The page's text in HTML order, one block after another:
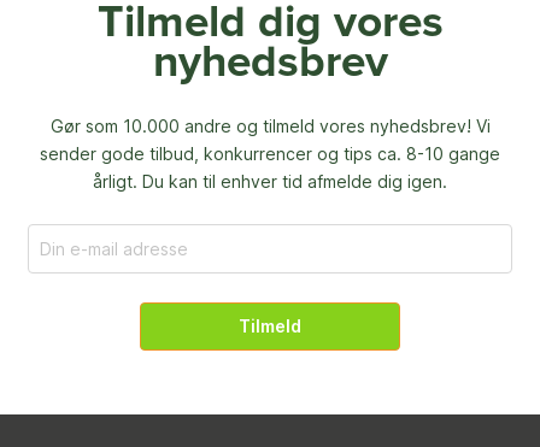
Tilmeld dig vores
nyhedsbrev
Gør som 10.000 andre og tilmeld vores nyhedsbrev! Vi
sender gode tilbud, konkurrencer og tips ca. 8-10 gange
årligt. Du kan til enhver tid afmelde dig igen.
Tilmeld